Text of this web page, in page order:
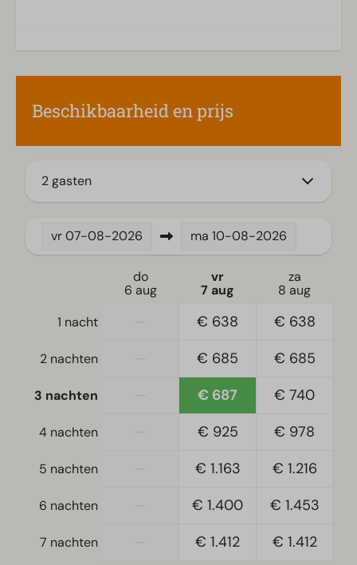
Tuin
Keuken
Koelvriescombinatie(s)
Koffiezetapparaat
Vriezer
Vrijstaand
Eenpersoonsbed(den): 10
Slaapkamer(s) boven: 4
Slaapkamer(s) beneden: 1
Toegankelijkheid
Beschikbaarheid en prijs
2 gasten
vr07-08-2026 ma 10-08-2026
do
6 aug
vr
7 aug
za
8 aug
1 nacht
€ 638 € 638
2 nachten € 685 € 685
3 nachten € 687 € 740
4 nachten € 925 € 978
5 nachten € 1.163 € 1.216
6 nachten € 1.400 € 1.453
7 nachten € 1.412 € 1.412